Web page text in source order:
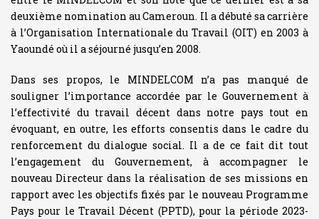
deuxième nomination au Cameroun. Il a débuté sa carrière
à l’Organisation Internationale du Travail (OIT) en 2003 à
Yaoundé où il a séjourné jusqu’en 2008.
Dans ses propos, le MINDELCOM n’a pas manqué de
souligner l’importance accordée par le Gouvernement à
l’effectivité du travail décent dans notre pays tout en
évoquant, en outre, les efforts consentis dans le cadre du
renforcement du dialogue social. Il a de ce fait dit tout
l’engagement du Gouvernement, à accompagner le
nouveau Directeur dans la réalisation de ses missions en
rapport avec les objectifs fixés par le nouveau Programme
Pays pour le Travail Décent (PPTD), pour la période 2023-